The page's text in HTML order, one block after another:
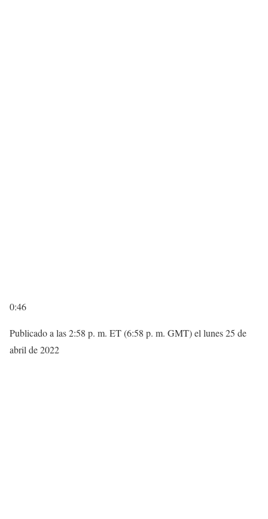
0:46
Publicado a las 2:58 p. m. ET (6:58 p. m. GMT) el lunes 25 de
abril de 2022